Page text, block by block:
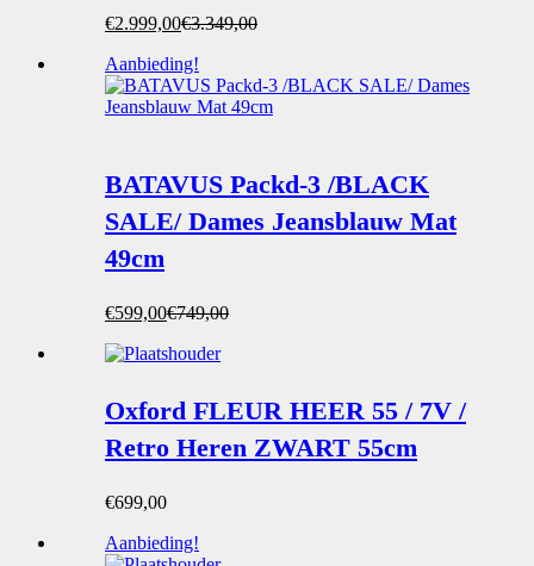
Oorspronkelijke
was:
€3.349,00.
€2.999,00Huidige
is:
€2.999,00.
€3.349,00
Aanbieding!
BATAVUS Packd-3 /BLACK
SALE/ Dames Jeansblauw Mat
49cm
Oorspronkelijke
was:
€599,00Huidige
is:
€749,00
Oxford FLEUR HEER 55 / 7V /
Retro Heren ZWART 55cm
€699,00
Aanbieding!